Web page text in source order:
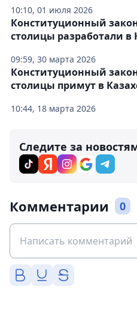
10:10, 01 июля 2026
09:59, 30 марта 2026
Конституционный закон
столицы разработали в
10:44, 18 марта 2026
Конституционный закон
столицы примут в
Следите за
Комментарии 0